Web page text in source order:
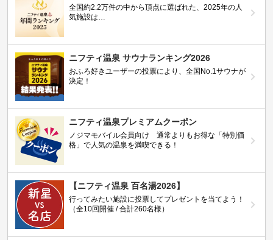
全国約2.2万件の中から頂点に選ばれた、2025年の人
気施設は…
ニフティ温泉 サウナランキング2026
おふろ好きユーザーの投票により、全国No.1サウナが
決定！
ニフティ温泉プレミアムクーポン
ノジマモバイル会員向け 通常よりもお得な「特別価
格」で人気の温泉を満喫できる！
【ニフティ温泉 百名湯2026】
行ってみたい施設に投票してプレゼントを当てよう！
（全10回開催 / 合計260名様）